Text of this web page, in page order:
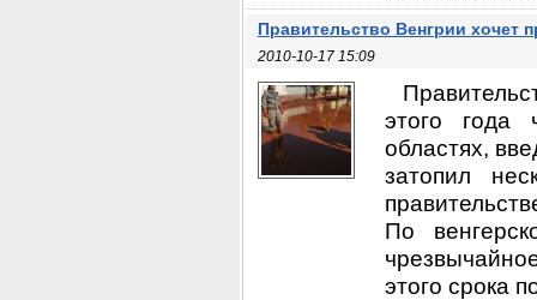
Правительство Венгрии хочет
2010-10-17 15:09
этого года
областях,
затопил
По
этого срока